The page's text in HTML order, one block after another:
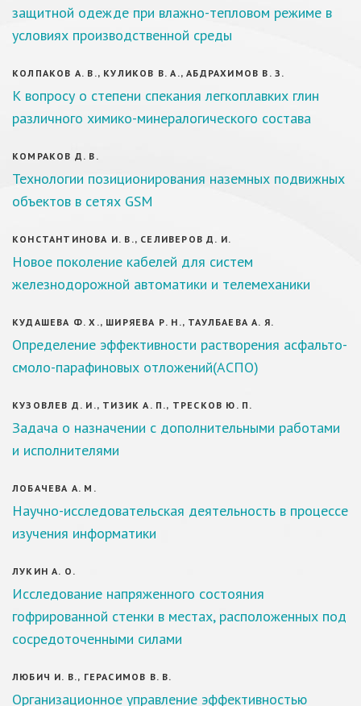
защитной одежде при влажно-тепловом режиме в
условиях производственной среды
КОЛПАКОВ А. В., КУЛИКОВ В. А., АБДРАХИМОВ В. З.
К вопросу о степени спекания легкоплавких глин
различного химико-минералогического состава
КОМРАКОВ Д. В.
Технологии позиционирования наземных подвижных
объектов в сетях GSM
КОНСТАНТИНОВА И. В., СЕЛИВЕРОВ Д. И.
Новое поколение кабелей для систем
железнодорожной автоматики и телемеханики
КУДАШЕВА Ф. Х., ШИРЯЕВА Р. Н., ТАУЛБАЕВА А. Я.
Определение эффективности растворения асфальто-
смоло-парафиновых отложений(АСПО)
КУЗОВЛЕВ Д. И., ТИЗИК А. П., ТРЕСКОВ Ю. П.
Задача о назначении с дополнительными работами
и исполнителями
ЛОБАЧЕВА А. М.
Научно-исследовательская деятельность в процессе
изучения информатики
ЛУКИН А. О.
Исследование напряженного состояния
гофрированной стенки в местах, расположенных под
сосредоточенными силами
ЛЮБИЧ И. В., ГЕРАСИМОВ В. В.
Организационное управление эффективностью